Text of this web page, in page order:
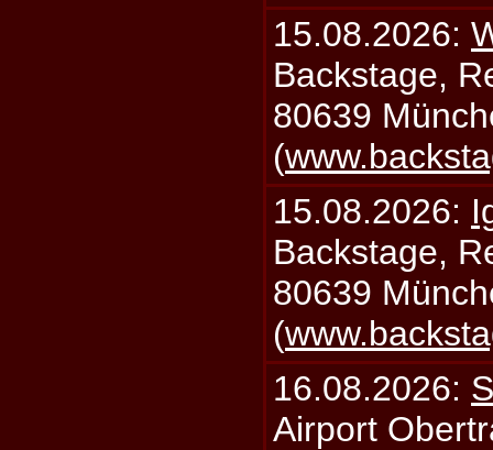
15.08.2026:
Backstage,
80639
(
15.08.2026:
Backstage,
80639
(
16.08.2026:
Airport